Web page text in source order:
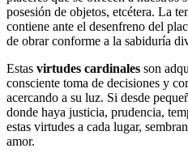
posesión de objetos, etcétera. La
contiene ante el desenfreno del
de obrar conforme a la sabiduría
Estas virtudes cardinales son
consciente toma de decisiones y
acercando a su luz. Si desde
donde haya justicia, prudencia,
estas virtudes a cada lugar,
amor.